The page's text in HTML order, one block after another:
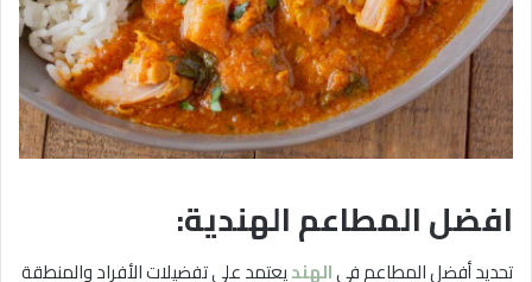
افضل المطاعم الهندية:
تحديد أفضل المطاعم فيالهنديعتمد على تفضيلات الأفراد والمنطقة